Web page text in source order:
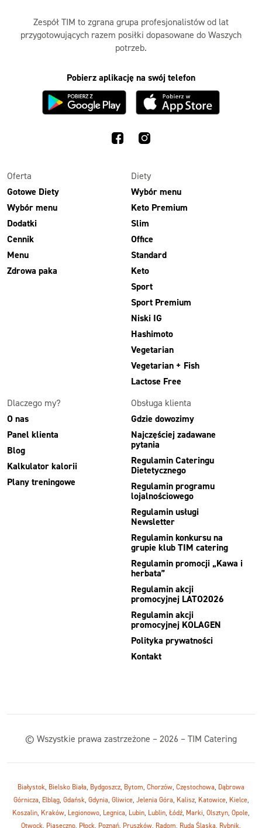
Zespół TIM to zgrana grupa profesjonalistów od lat
przygotowujących razem posiłki dopasowane do Waszych
potrzeb.
Pobierz aplikację na swój telefon
Oferta
Gotowe Diety
Wybór menu
Dodatki
Cennik
Menu
Zdrowa paka
Diety
Wybór menu
Keto Premium
Slim
Office
Standard
Keto
Sport
Sport Premium
Niski IG
Hashimoto
Vegetarian
Vegetarian + Fish
Lactose Free
Dlaczego my?
O nas
Panel klienta
Blog
Kalkulator kalorii
Plany treningowe
Obsługa klienta
Gdzie dowozimy
Najczęściej zadawane
pytania
Regulamin Cateringu
Dietetycznego
Regulamin programu
lojalnościowego
Regulamin usługi
Newsletter
Regulamin konkursu na
grupie klub TIM catering
Regulamin promocji „Kawa i
herbata”
Regulamin akcji
promocyjnej LATO2026
Regulamin akcji
promocyjnej KOLAGEN
Polityka prywatności
Kontakt
© Wszystkie prawa zastrzeżone – 2026 – TIM Catering
Białystok, Bielsko Biała, Bydgoszcz, Bytom, Chorzów, Częstochowa, Dąbrowa
Górnicza, Elbląg, Gdańsk, Gdynia, Gliwice, Jelenia Góra, Kalisz, Katowice, Kielce,
Koszalin, Kraków, Legionowo, Legnica, Lubin, Lublin, Łódź, Marki, Olsztyn, Opole,
Otwock, Piaseczno, Płock, Poznań, Pruszków, Radom, Ruda Śląska, Rybnik,